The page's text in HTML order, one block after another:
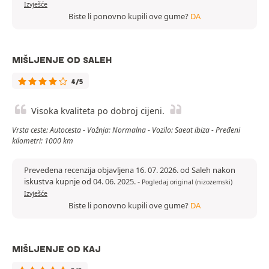
Izvješće
Biste li ponovno kupili ove gume? DA
MIŠLJENJE OD SALEH
4/5
Visoka kvaliteta po dobroj cijeni.
Vrsta ceste: Autocesta - Vožnja: Normalna - Vozilo: Saeat ibiza - Pređeni
kilometri: 1000 km
Prevedena recenzija objavljena 16. 07. 2026. od Saleh nakon
iskustva kupnje od 04. 06. 2025.- Pogledaj original (nizozemski)
Izvješće
Biste li ponovno kupili ove gume? DA
MIŠLJENJE OD KAJ